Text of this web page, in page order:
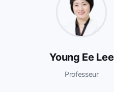
Young Ee Lee
Professeur